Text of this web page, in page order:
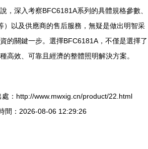
，深入考察BFC6181A系列的具體規格參數、
）以及供應商的售后服務，無疑是做出明智采
的關鍵一步。選擇BFC6181A，不僅是選擇了
高效、可靠且經濟的整體照明解決方案。
：http://www.mwxig.cn/product/22.html
間：2026-08-06 12:29:26